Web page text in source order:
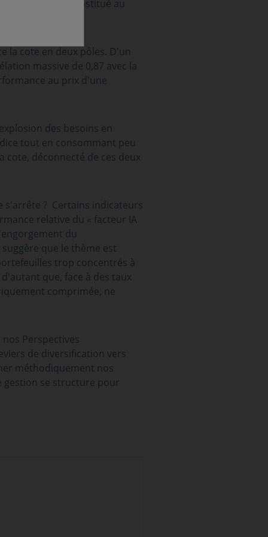
IA » s'est substitué au
la cote en deux pôles. D'un
massive de 0,87 avec la
au prix d'une
des besoins en
tout en consommant peu
déconnecté de ces deux
s'arrête ? Certains indicateurs
relative du « facteur IA
du
que le thème est
trop concentrés à
que, face à des taux
comprimée, ne
Perspectives
de diversification vers
méthodiquement nos
gestion se structure pour